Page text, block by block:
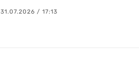
31.07.2026 / 17:13